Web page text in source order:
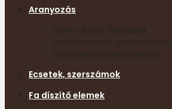
Aranyozás
Arany- ezüst- fém lapok
Segédanyagok aranyozáshoz
Szerszámok aranyozáshoz
Ecsetek, szerszámok
Fa díszítő elemek